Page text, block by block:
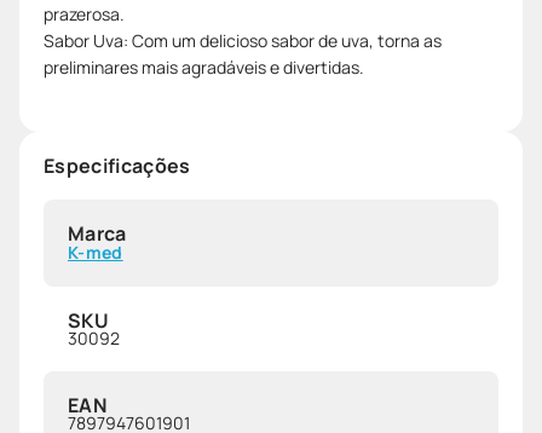
prazerosa.
Sabor Uva: Com um delicioso sabor de uva, torna as
preliminares mais agradáveis e divertidas.
Especificações
Marca
K-med
SKU
30092
EAN
7897947601901